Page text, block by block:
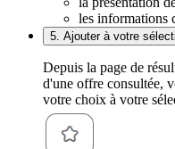
les informations
5. Ajouter à votre
Depuis la page de
d'une offre consultée,
votre choix à votre